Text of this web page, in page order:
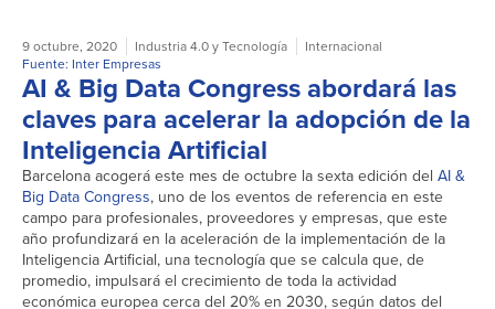
9 octubre, 2020 Industria 4.0 y Tecnología
Internacional
Fuente: Inter Empresas
AI & Big Data Congress abordará las
claves para acelerar la adopción de la
Inteligencia Artificial
Barcelona acogerá este mes de octubre la sexta edición del AI &
Big Data Congress, uno de los eventos de referencia en este
campo para profesionales, proveedores y empresas, que este
año profundizará en la aceleración de la implementación de la
Inteligencia Artificial, una tecnología que se calcula que, de
promedio, impulsará el crecimiento de toda la actividad
económica europea cerca del 20% en 2030, según datos del